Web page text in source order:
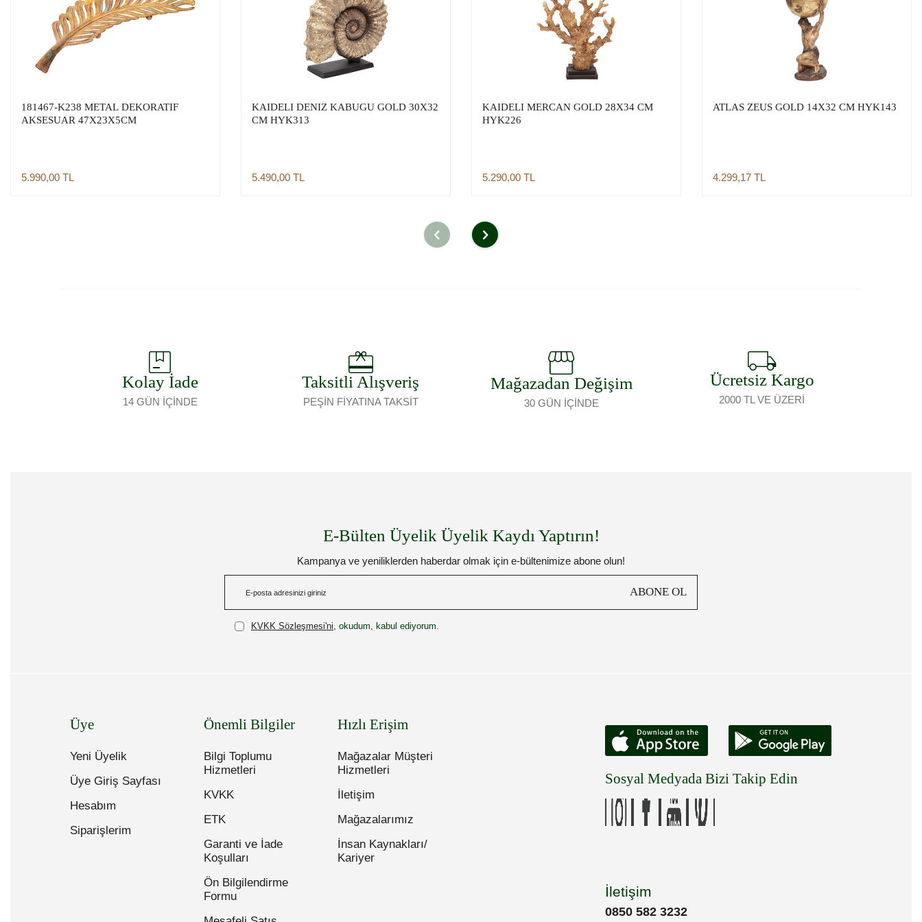
181467-K238 METAL DEKORATIF
AKSESUAR 47X23X5CM
5.990,00 TL
KAIDELI DENIZ KABUGU GOLD 30X32
CM HYK313
5.490,00 TL
KAIDELI MERCAN GOLD 28X34 CM
HYK226
5.290,00 TL
ATLAS ZEUS GOLD 14X32 CM HYK143
4.299,17 TL
Kolay İade
14 GÜN İÇİNDE
Taksitli Alışveriş
PEŞİN FİYATINA TAKSİT
Mağazadan Değişim
30 GÜN İÇİNDE
Ücretsiz Kargo
2000 TL VE ÜZERİ
E-Bülten Üyelik Üyelik Kaydı Yaptırın!
Kampanya ve yeniliklerden haberdar olmak için e-bültenimize abone olun!
ABONE OL
KVKK Sözleşmesi'ni , okudum, kabul ediyorum.
Üye
Yeni Üyelik
Üye Giriş Sayfası
Hesabım
Siparişlerim
Önemli Bilgiler
Bilgi Toplumu
Hizmetleri
KVKK
ETK
Garanti ve İade
Koşulları
Ön Bilgilendirme
Formu
Hızlı Erişim
Mağazalar Müşteri
Hizmetleri
İletişim
Mağazalarımız
İnsan Kaynakları/
Kariyer
Sosyal Medyada Bizi Takip Edin
İletişim
0850 582 3232